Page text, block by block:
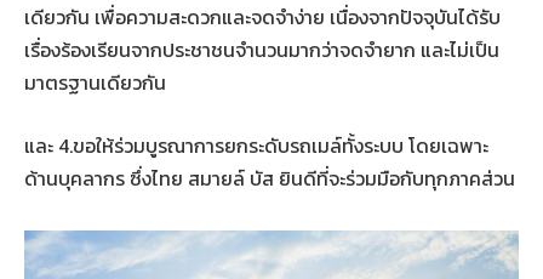
เดียวกัน เพื่อความสะดวกและจดจำง่าย เนื่องจากปัจจุบันได้รับ
เรื่องร้องเรียนจากประชาชนจำนวนมากว่าจดจำยาก และไม่เป็น
มาตรฐานเดียวกัน
และ 4.ขอให้ร่วมบูรณาการยกระดับรถเมล์ทั้งระบบ โดยเฉพาะ
ด้านบุคลากร ซึ่งไทย สมายล์ บัส ยินดีที่จะร่วมมือกับทุกภาคส่วน